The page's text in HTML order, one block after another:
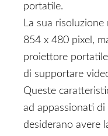
portatile.
La sua
854 x 480 pixel,
proiettore
di supportare
Queste
ad appassionati
desiderano avere